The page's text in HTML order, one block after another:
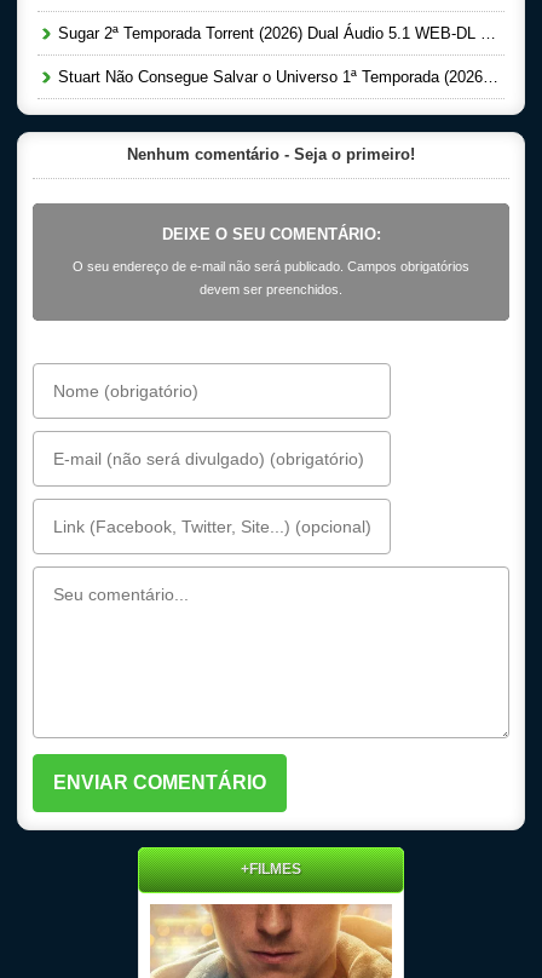
Sugar 2ª Temporada Torrent (2026) Dual Áudio 5.1 WEB-DL 1080p
Stuart Não Consegue Salvar o Universo 1ª Temporada (2026) Dual Áudio 5.1 WEB-DL 1080p
Nenhum comentário - Seja o primeiro!
DEIXE O SEU COMENTÁRIO:
O seu endereço de e-mail não será publicado. Campos obrigatórios
devem ser preenchidos.
+FILMES